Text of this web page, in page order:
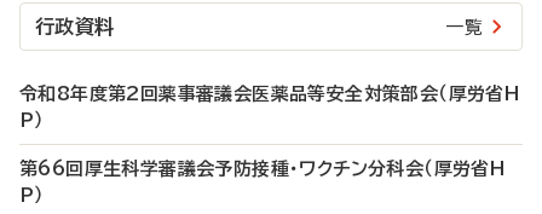
行政資料 一覧
令和8年度第2回薬事審議会医薬品等安全対策部会（厚労省H
P）
第66回厚生科学審議会予防接種・ワクチン分科会（厚労省H
P）